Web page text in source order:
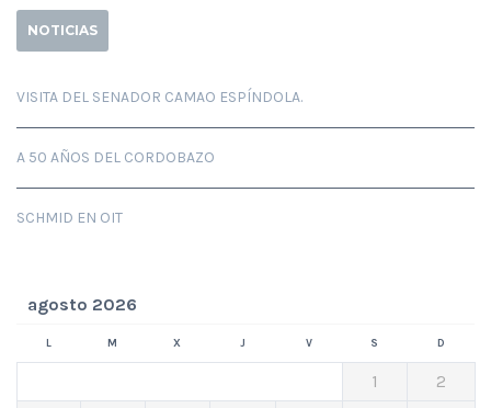
NOTICIAS
VISITA DEL SENADOR CAMAO ESPÍNDOLA.
A 50 AÑOS DEL CORDOBAZO
SCHMID EN OIT
agosto 2026
L M X J V S D
1
2